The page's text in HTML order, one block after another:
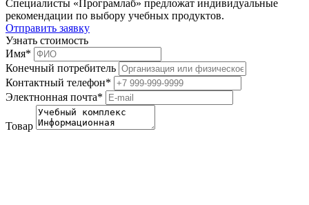
Специалисты «Програмлаб» предложат индивидуальные
рекомендации по выбору учебных продуктов.
Отправить заявку
Узнать стоимость
Имя*
Конечный потребитель
Контактный телефон*
Электнонная почта*
Товар